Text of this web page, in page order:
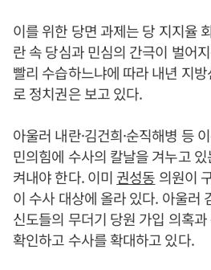
이를 위한 당면 과제는 당 지지율
란 속 당심과 민심의 간극이 벌어
빨리 수습하느냐에 따라 내년 지
로 정치권은 보고 있다.
아울러 내란·김건희·순직해병 등
민의힘에 수사의 칼날을 겨누고
켜내야 한다. 이미 권성동 의원이
이 수사 대상에 올라 있다. 아울러
신도들의 무더기 당원 가입 의혹
확인하고 수사를 확대하고 있다.